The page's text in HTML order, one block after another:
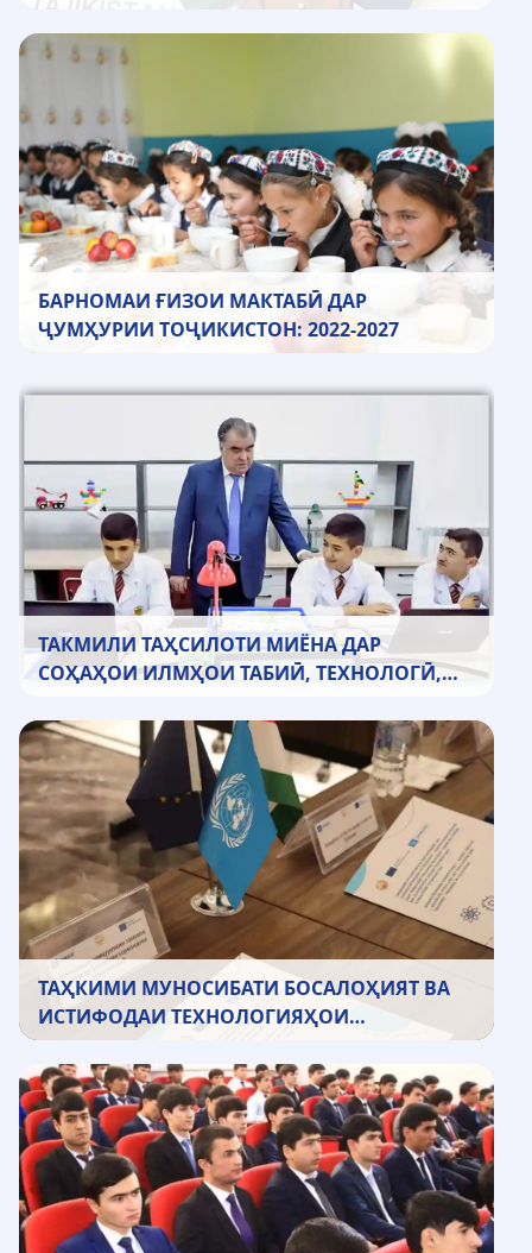
БАРНОМАИ ҒИЗОИ МАКТАБӢ ДАР
ҶУМҲУРИИ ТОҶИКИСТОН: 2022-2027
ТАКМИЛИ ТАҲСИЛОТИ МИЁНА ДАР
СОҲАҲОИ ИЛМҲОИ ТАБИӢ, ТЕХНОЛОГӢ,
ТАҲКИМИ МУНОСИБАТИ БОСАЛОҲИЯТ ВА
ИСТИФОДАИ ТЕХНОЛОГИЯҲОИ
ИТТИЛООТӢ – КОММУНИКАТСИОНӢ ДАР
РАВАНДИ ТАЪЛИМИ ФАНҲОИ ДАҚИҚ ВА
РИЁЗӢ ВА ТАҲСИЛОТИ КАСБӢ-ТЕХНИКӢ